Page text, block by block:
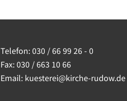
Telefon:030 / 66 99 26 - 0
Fax: 030 / 663 10 66
Email: kuesterei@kirche-rudow.de